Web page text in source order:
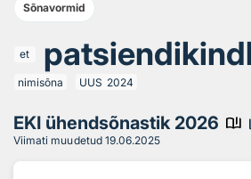
Sõnavormid
et
nimisõna UUS 2024
EKI ühendsõnastik 2026 book_ribbon
Viimati muudetud 19.06.2025